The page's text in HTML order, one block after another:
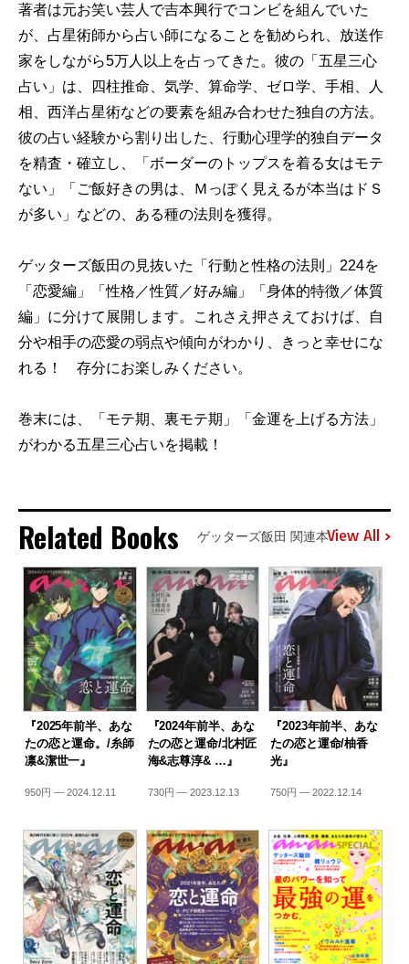
著者は元お笑い芸人で吉本興行でコンビを組んでいた
が、占星術師から占い師になることを勧められ、放送作
家をしながら5万人以上を占ってきた。彼の「五星三心
占い」は、四柱推命、気学、算命学、ゼロ学、手相、人
相、西洋占星術などの要素を組み合わせた独自の方法。
彼の占い経験から割り出した、行動心理学的独自データ
を精査・確立し、「ボーダーのトップスを着る女はモテ
ない」「ご飯好きの男は、Ｍっぽく見えるが本当はドＳ
が多い」などの、ある種の法則を獲得。
ゲッターズ飯田の見抜いた「行動と性格の法則」224を
「恋愛編」「性格／性質／好み編」「身体的特徴／体質
編」に分けて展開します。これさえ押さえておけば、自
分や相手の恋愛の弱点や傾向がわかり、きっと幸せにな
れる！ 存分にお楽しみください。
巻末には、「モテ期、裏モテ期」「金運を上げる方法」
がわかる五星三心占いを掲載！
Related Books ゲッターズ飯田 関連本View All
『2025年前半、あな
たの恋と運命。/糸師
凛&潔世一』
950円 — 2024.12.11
『2024年前半、あな
たの恋と運命/北村匠
海&志尊淳& …』
730円 — 2023.12.13
『2023年前半、あな
たの恋と運命/柚香
光』
750円 — 2022.12.14